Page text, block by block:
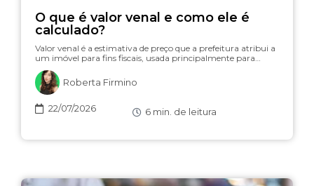
O que é valor venal e como ele é
calculado?
Valor venal é a estimativa de preço que a prefeitura atribui a
um imóvel para fins fiscais, usada principalmente para…
Roberta Firmino
22/07/2026 6 min. de leitura